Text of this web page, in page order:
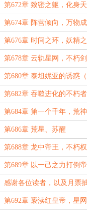
里
第672章 致密之躯，化身
潮超大章，求下月票）
第674章 阵营倾向，万物成
第676章 时间之环，妖精
第678章 云轨星网，不朽
月票）
第680章 泰坦妮亚的诱惑（
票）
第682章 吞噬进化的不朽
之门（求月票）
第684章 第一个千年，荒
第686章 荒星、苏醒
第688章 龙中帝王，不朽
第689章 以一己之力打倒帝
感谢各位读者，以及月票
第692章 亵渎红皇帝，星网